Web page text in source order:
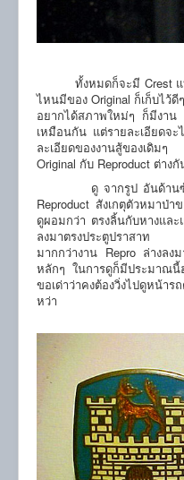
ทั้งหมดก็จะมี Crest แบ
ไหนมีของ Original ก็เก็บไว้
อยากได้สภาพใหม่ๆ ก็มีงาน
เหมือนกัน แต่รายละเอียดจ
ละเอียดของงานสู้ของเดิ
Original กับ Reproduct ต่างกั
ดู จากรูป อันด้านซ้ายจ
Reproduct สังเกตุตัวหมาป่
ดูผอมกว่า ตรงลิ้นกับหางแล
ลงมาตรงประตูปราสาท
มากกว่างาน Repro ล่างลง
หลักๆ ในการดูก็มีประมาณ
ขอเด่าว่าคงต้องวิ่งไปดูหน้า
หว่า